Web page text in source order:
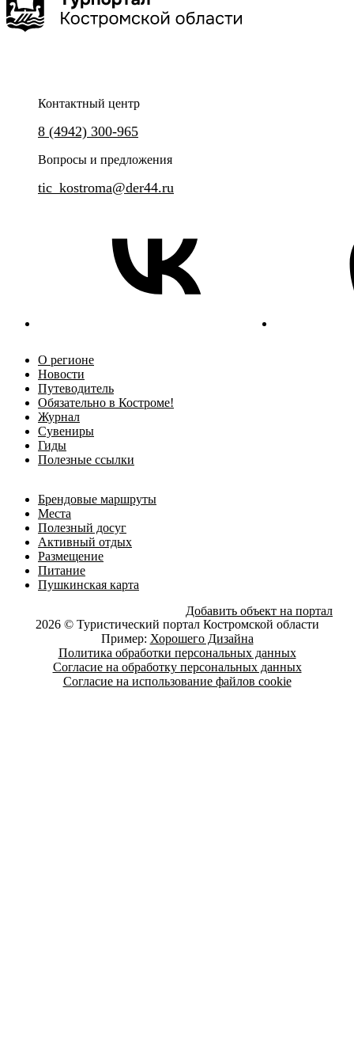
Контактный центр
8 (4942) 300-965
Вопросы и предложения
tic_kostroma@der44.ru
О регионе
Новости
Путеводитель
Обязательно в Костроме!
Журнал
Сувениры
Гиды
Полезные ссылки
Брендовые маршруты
Места
Полезный досуг
Активный отдых
Размещение
Питание
Пушкинская карта
Добавить объект на портал
2026 © Туристический портал Костромской области
Пример: Хорошего Дизайна
Политика обработки персональных данных
Согласие на обработку персональных данных
Согласие на использование файлов cookie